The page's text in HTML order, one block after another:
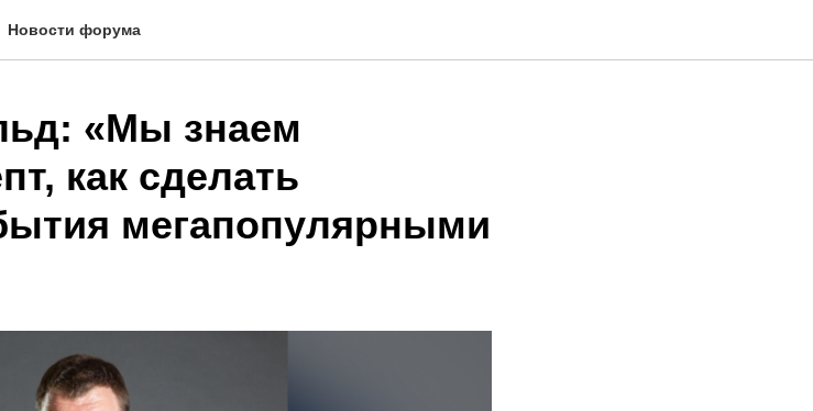
Новости форума
«Мы знаем
как сделать
мегапопулярными